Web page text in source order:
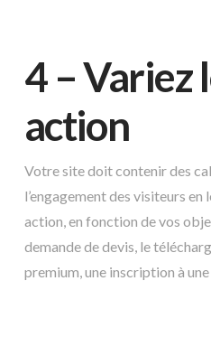
4 – Variez
action
Votre site doit contenir des
l’engagement des visiteurs
action, en fonction de vos
demande de devis, le
premium, une inscription à